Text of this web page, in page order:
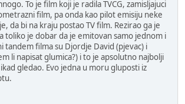
To je film koji je radila TVCG, zamisljajuci
film, pa onda kao pilot emisiju neke
da bi na kraju postao TV film. Rezirao ga je
toliko je dobar da je emitovan samo jednom i
tandem filma su Djordje David (pjevac) i
li napisat glumica?) i to je apsolutno najbolji
gledao. Evo jedna u moru gluposti iz